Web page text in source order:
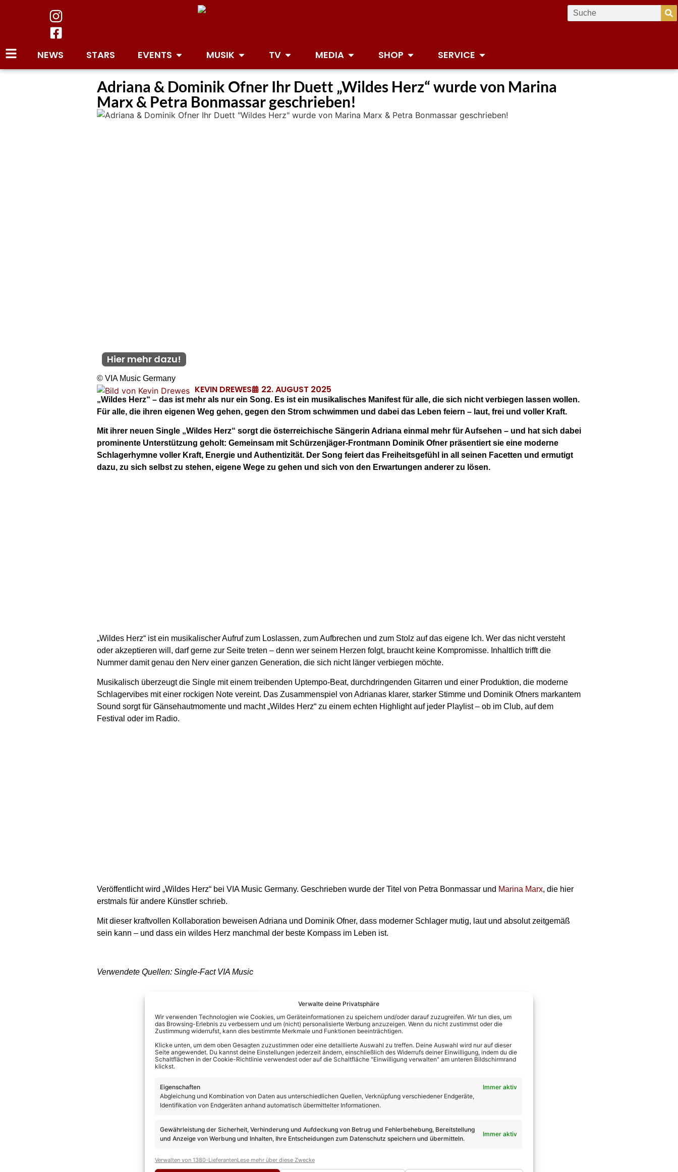
Verwalte deine Privatsphäre
Wir verwenden Technologien wie Cookies, um Geräteinformationen zu speichern und/oder darauf zuzugreifen. Wir tun dies, um
das Browsing-Erlebnis zu verbessern und um (nicht) personalisierte Werbung anzuzeigen. Wenn du nicht zustimmst oder die
Zustimmung widerrufst, kann dies bestimmte Merkmale und Funktionen beeinträchtigen.
Klicke unten, um dem oben Gesagten zuzustimmen oder eine detaillierte Auswahl zu treffen. Deine Auswahl wird nur auf dieser
Seite angewendet. Du kannst deine Einstellungen jederzeit ändern, einschließlich des Widerrufs deiner Einwilligung, indem du die
Schaltflächen in der Cookie-Richtlinie verwendest oder auf die Schaltfläche "Einwilligung verwalten" am unteren Bildschirmrand
klickst.
Eigenschaften
Immer aktiv
Abgleichung und Kombination von Daten aus unterschiedlichen Quellen, Verknüpfung verschiedener Endgeräte,
Identifikation von Endgeräten anhand automatisch übermittelter Informationen.
Gewährleistung der Sicherheit, Verhinderung und Aufdeckung von Betrug und Fehlerbehebung, Bereitstellung
und Anzeige von Werbung und Inhalten, Ihre Entscheidungen zum Datenschutz speichern und übermitteln.
Immer aktiv
Verwalten von 1380-LieferantenLese mehr über diese Zwecke
NEWS STARS EVENTS MUSIK TV MEDIA SHOP SERVICE
Adriana & Dominik Ofner Ihr Duett „Wildes Herz“ wurde von Marina
Marx & Petra Bonmassar geschrieben!
Hier mehr dazu!
© VIA Music Germany
KEVIN DREWES 22. AUGUST 2025
„Wildes Herz“ – das ist mehr als nur ein Song. Es ist ein musikalisches Manifest für alle, die sich nicht verbiegen lassen wollen.
Für alle, die ihren eigenen Weg gehen, gegen den Strom schwimmen und dabei das Leben feiern – laut, frei und voller Kraft.
Mit ihrer neuen Single „Wildes Herz“ sorgt die österreichische Sängerin Adriana einmal mehr für Aufsehen – und hat sich dabei
prominente Unterstützung geholt: Gemeinsam mit Schürzenjäger-Frontmann Dominik Ofner präsentiert sie eine moderne
Schlagerhymne voller Kraft, Energie und Authentizität. Der Song feiert das Freiheitsgefühl in all seinen Facetten und ermutigt
dazu, zu sich selbst zu stehen, eigene Wege zu gehen und sich von den Erwartungen anderer zu lösen.
„Wildes Herz“ ist ein musikalischer Aufruf zum Loslassen, zum Aufbrechen und zum Stolz auf das eigene Ich. Wer das nicht versteht
oder akzeptieren will, darf gerne zur Seite treten – denn wer seinem Herzen folgt, braucht keine Kompromisse. Inhaltlich trifft die
Nummer damit genau den Nerv einer ganzen Generation, die sich nicht länger verbiegen möchte.
Musikalisch überzeugt die Single mit einem treibenden Uptempo-Beat, durchdringenden Gitarren und einer Produktion, die moderne
Schlagervibes mit einer rockigen Note vereint. Das Zusammenspiel von Adrianas klarer, starker Stimme und Dominik Ofners markantem
Sound sorgt für Gänsehautmomente und macht „Wildes Herz“ zu einem echten Highlight auf jeder Playlist – ob im Club, auf dem
Festival oder im Radio.
Veröffentlicht wird „Wildes Herz“ bei VIA Music Germany. Geschrieben wurde der Titel von Petra Bonmassar und Marina Marx, die hier
erstmals für andere Künstler schrieb.
Mit dieser kraftvollen Kollaboration beweisen Adriana und Dominik Ofner, dass moderner Schlager mutig, laut und absolut zeitgemäß
sein kann – und dass ein wildes Herz manchmal der beste Kompass im Leben ist.
Verwendete Quellen: Single-Fact VIA Music